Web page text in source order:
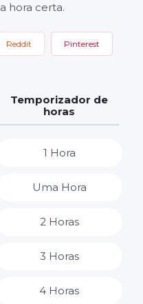
hora certa.
Reddit Pinterest
Temporizador de
horas
1 Hora
Uma Hora
2 Horas
3 Horas
4 Horas